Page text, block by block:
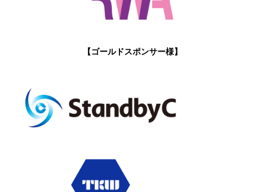
【ゴールドスポンサー様】